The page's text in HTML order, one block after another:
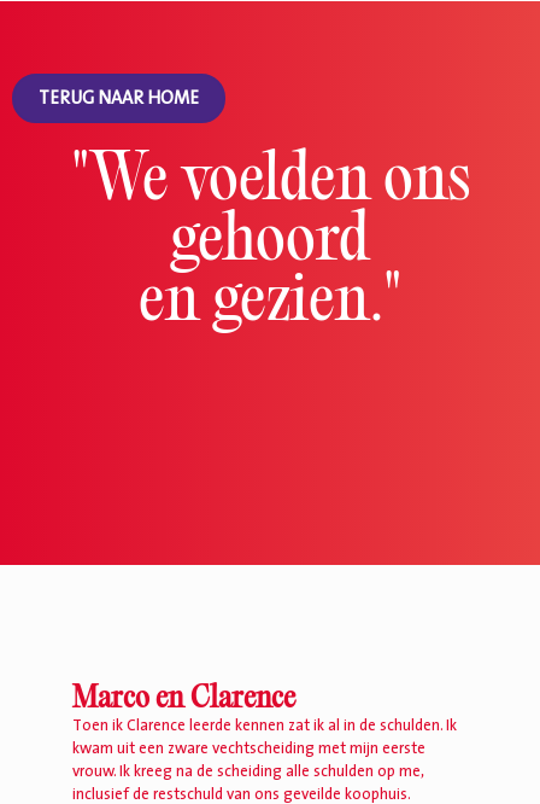
TERUG NAAR HOME
"We voelden ons
gehoord
en gezien."
Marco en Clarence
Toen ik Clarence leerde kennen zat ik al in de schulden. Ik
kwam uit een zware vechtscheiding met mijn eerste
vrouw. Ik kreeg na de scheiding alle schulden op me,
inclusief de restschuld van ons geveilde koophuis.